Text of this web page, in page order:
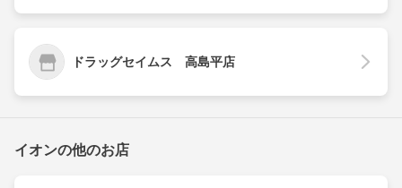
ドラッグセイムス 高島平店
イオンの他のお店